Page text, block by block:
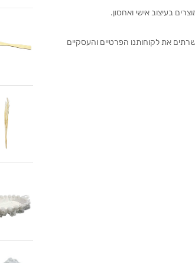
בעיצוב אישי ואחסון.
והמרשים ביותר בצפון המשתרע על 800 מטרים, וממנו אנו משרתים את לקוחותנו הפרטיים והעסקיים